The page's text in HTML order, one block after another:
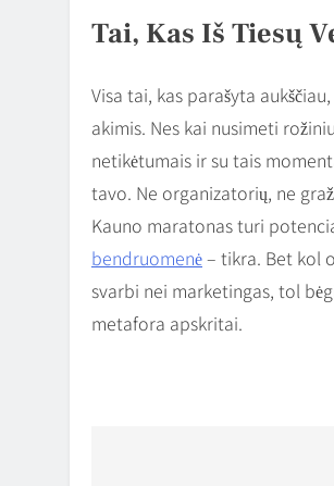
Tai, Kas Iš Tiesų
Visa tai, kas parašyta
akimis. Nes kai nusimeti
netikėtumais ir su tais
tavo. Ne organizatorių, ne
Kauno maratonas turi
bendruomenė– tikra. Bet kol
svarbi nei marketingas, tol
metafora apskritai.